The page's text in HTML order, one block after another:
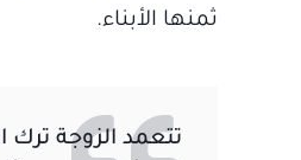
ثمنها الأبناء.
تتعمد الزوجة ترك